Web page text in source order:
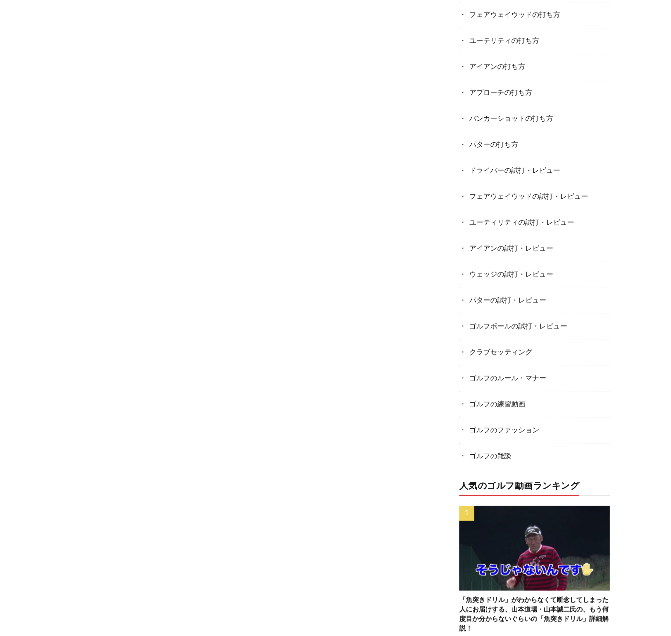
フェアウェイウッドの打ち方
ユーテリティの打ち方
アイアンの打ち方
アプローチの打ち方
バンカーショットの打ち方
パターの打ち方
ドライバーの試打・レビュー
フェアウェイウッドの試打・レビュー
ユーティリティの試打・レビュー
アイアンの試打・レビュー
ウェッジの試打・レビュー
パターの試打・レビュー
ゴルフボールの試打・レビュー
クラブセッティング
ゴルフのルール・マナー
ゴルフの練習動画
ゴルフのファッション
ゴルフの雑談
人気のゴルフ動画ランキング
「魚突きドリル」がわからなくて断念してしまった
人にお届けする、山本道場・山本誠二氏の、もう何
度目か分からないぐらいの「魚突きドリル」詳細解
説！